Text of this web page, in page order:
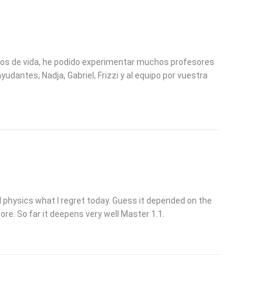
de vida, he podido experimentar muchos profesores
Nadja, Gabriel, Frizzi y al equipo por vuestra
what I regret today. Guess it depended on the
So far it deepens very well Master 1.1.